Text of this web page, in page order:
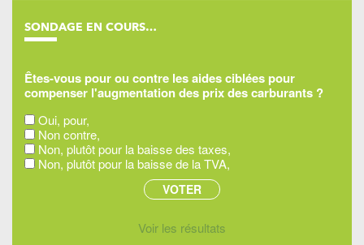
SONDAGE EN COURS…
Êtes-vous pour ou contre les aides ciblées pour
compenser l'augmentation des prix des carburants ?
Oui, pour,
Non contre,
Non, plutôt pour la baisse des taxes,
Non, plutôt pour la baisse de la TVA,
Voir les résultats